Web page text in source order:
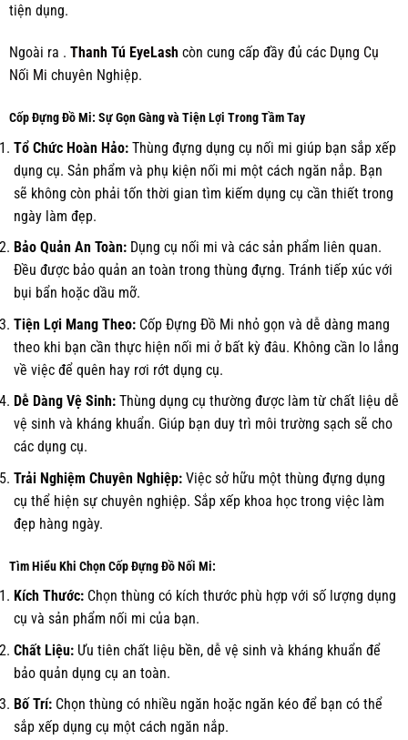
tiện dụng.
Ngoài ra . Thanh Tú EyeLash còn cung cấp đầy đủ các Dụng Cụ
Nối Mi chuyên Nghiệp.
Cốp Đựng Đồ Mi: Sự Gọn Gàng và Tiện Lợi Trong Tầm Tay
Tổ Chức Hoàn Hảo: Thùng đựng dụng cụ nối mi giúp bạn sắp xếp
dụng cụ. Sản phẩm và phụ kiện nối mi một cách ngăn nắp. Bạn
sẽ không còn phải tốn thời gian tìm kiếm dụng cụ cần thiết trong
ngày làm đẹp.
Bảo Quản An Toàn: Dụng cụ nối mi và các sản phẩm liên quan.
Đều được bảo quản an toàn trong thùng đựng. Tránh tiếp xúc với
bụi bẩn hoặc dầu mỡ.
Tiện Lợi Mang Theo: Cốp Đựng Đồ Mi nhỏ gọn và dễ dàng mang
theo khi bạn cần thực hiện nối mi ở bất kỳ đâu. Không cần lo lắng
về việc để quên hay rơi rớt dụng cụ.
Dễ Dàng Vệ Sinh: Thùng dụng cụ thường được làm từ chất liệu dễ
vệ sinh và kháng khuẩn. Giúp bạn duy trì môi trường sạch sẽ cho
các dụng cụ.
Trải Nghiệm Chuyên Nghiệp: Việc sở hữu một thùng đựng dụng
cụ thể hiện sự chuyên nghiệp. Sắp xếp khoa học trong việc làm
đẹp hàng ngày.
Tìm Hiểu Khi Chọn Cốp Đựng Đồ Nối Mi:
Kích Thước: Chọn thùng có kích thước phù hợp với số lượng dụng
cụ và sản phẩm nối mi của bạn.
Chất Liệu: Ưu tiên chất liệu bền, dễ vệ sinh và kháng khuẩn để
bảo quản dụng cụ an toàn.
Bố Trí: Chọn thùng có nhiều ngăn hoặc ngăn kéo để bạn có thể
sắp xếp dụng cụ một cách ngăn nắp.